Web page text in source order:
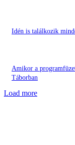
Idén is találkozik
Amikor a
Táborban
Load more